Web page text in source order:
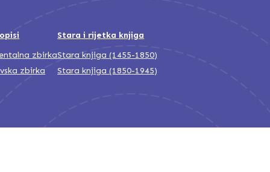
zbirka
zbirka
Stara i rijetka knjiga
Stara knjiga (1455-1850)
Stara knjiga (1850-1945)